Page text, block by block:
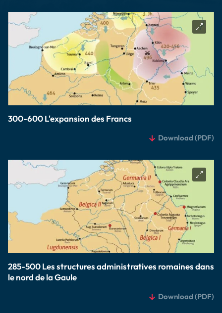
300-600 L'expansion des Francs
Download (PDF)
285-500 Les structures administratives romaines dans
le nord de la Gaule
Download (PDF)